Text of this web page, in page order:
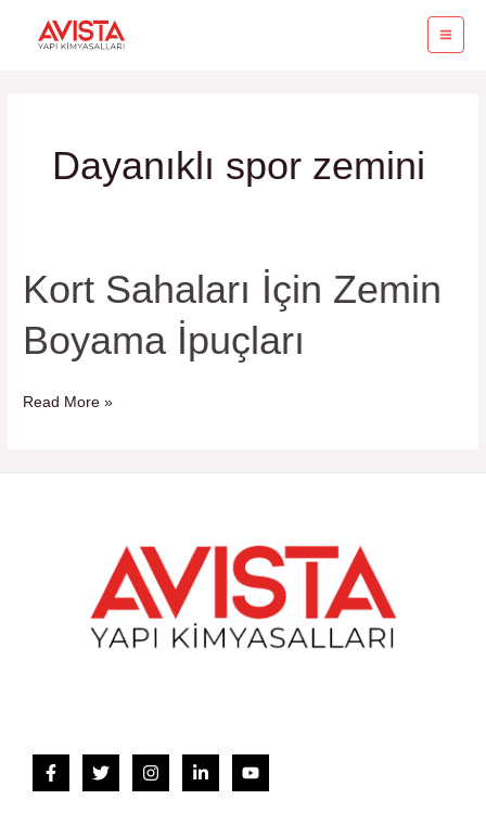
Dayanıklı spor zemini
Kort Sahaları İçin Zemin
Boyama İpuçları
Kort
Sahaları
İçin
Zemin
İpuçları
Read More »